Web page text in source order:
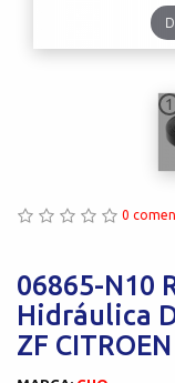
1
0
06865-N10
Hidráulica
ZF